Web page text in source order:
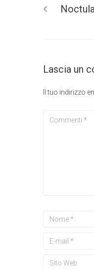
Lascia un
Il tuo indirizzo